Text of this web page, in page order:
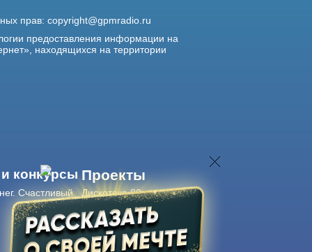
прав: copyright@gpmradio.ru
предоставления информации на
находящихся на территории
конкурсы
Счастливый
Проекты
Дискотека 80-х
Живые концерты
Журнал Авторадио
Авторадиов смартфоне